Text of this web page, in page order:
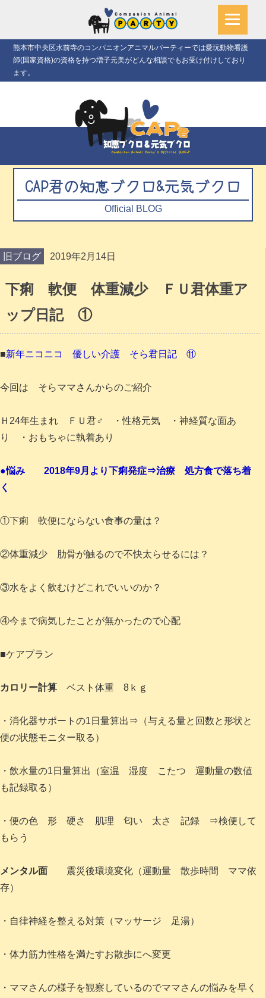
熊本市中央区水前寺のコンパニオンアニマルパーティーでは愛玩動物看護
師(国家資格)の資格を持つ増子元美がどんな相談でもお受け付けしており
ます。
CAP君の知恵ブクロ&元気ブクロ
Official BLOG
旧ブログ 2019年2月14日
下痢 軟便 体重減少 ＦＵ君体重ア
ップ日記 ①
■新年ニコニコ 優しい介護 そら君日記 ⑪
今回は そらママさんからのご紹介
Ｈ24年生まれ ＦＵ君♂ ・性格元気 ・神経質な面あ
り ・おもちゃに執着あり
●悩み 2018年9月より下痢発症⇒治療 処方食で落ち着
く
①下痢 軟便にならない食事の量は？
②体重減少 肋骨が触るので不快太らせるには？
③水をよく飲むけどこれでいいのか？
④今まで病気したことが無かったので心配
■ケアプラン
カロリー計算 ベスト体重 8ｋｇ
・消化器サポートの1日量算出⇒（与える量と回数と形状と
便の状態モニター取る）
・飲水量の1日量算出（室温 湿度 こたつ 運動量の数値
も記録取る）
・便の色 形 硬さ 肌理 匂い 太さ 記録 ⇒検便して
もらう
メンタル面 震災後環境変化（運動量 散歩時間 ママ依
存）
・自律神経を整える対策（マッサージ 足湯）
・体力筋力性格を満たすお散歩にへ変更
・ママさんの様子を観察しているのでママさんの悩みを早く